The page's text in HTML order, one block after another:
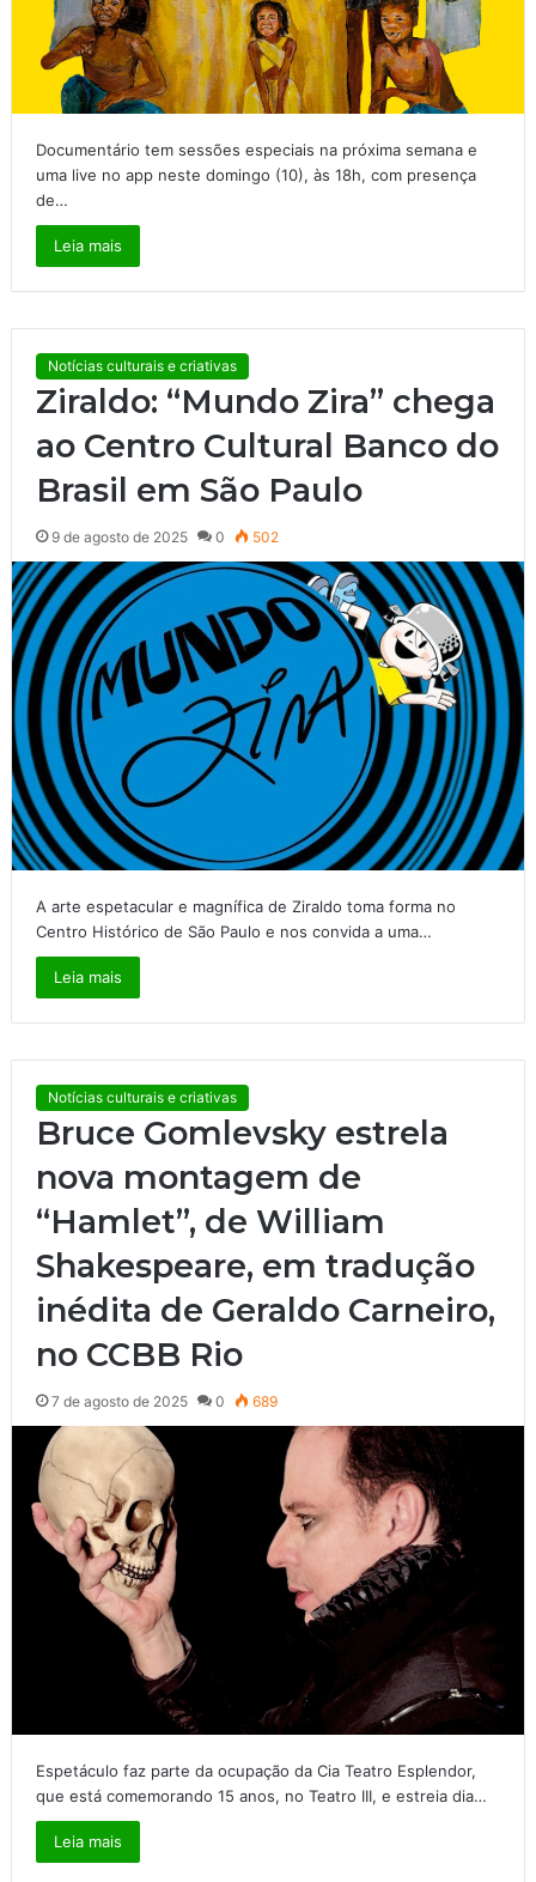
Documentário tem sessões especiais na próxima semana e
uma live no app neste domingo (10), às 18h, com presença
de…
Leia mais
Notícias culturais e criativas
Ziraldo: “Mundo Zira” chega
ao Centro Cultural Banco do
Brasil em São Paulo
9 de agosto de 2025 0 502
A arte espetacular e magnífica de Ziraldo toma forma no
Centro Histórico de São Paulo e nos convida a uma…
Leia mais
Notícias culturais e criativas
Bruce Gomlevsky estrela
nova montagem de
“Hamlet”, de William
Shakespeare, em tradução
inédita de Geraldo Carneiro,
no CCBB Rio
7 de agosto de 2025 0 689
Espetáculo faz parte da ocupação da Cia Teatro Esplendor,
que está comemorando 15 anos, no Teatro III, e estreia dia…
Leia mais